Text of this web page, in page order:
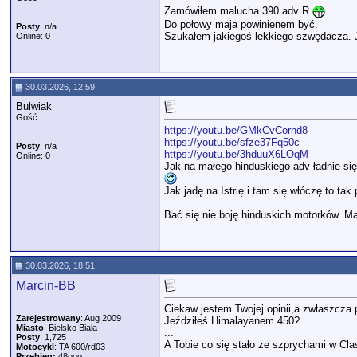
Posty: n/a
Online: 0
Zamówiłem malucha 390 adv R
Do połowy maja powinienem być.
Szukałem jakiegoś lekkiego
30.03.2026, 12:59
Bulwiak
Gość
Posty: n/a
Online: 0
https://youtu.be/GMkCvCornd8
https://youtu.be/sfze37Fq50c
https://youtu.be/3hduuX6LOqM
Jak na małego hinduskiego adv ładnie
Jak jadę na Istrię i tam się włóczę to
Bać się nie boję hinduskich motorków.
30.03.2026, 18:51
Marcin-BB
Zarejestrowany: Aug 2009
Miasto: Bielsko Biała
Posty: 1,725
Motocykl: TA 600/rd03
Ciekaw jestem Twojej opinii,a
Jeździłeś Himalayanem 450?
...
A Tobie co się stało ze szprychami w